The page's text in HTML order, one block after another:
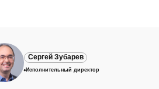
Сергей Зубарев
Исполнительный директор